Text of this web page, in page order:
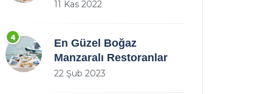
11 Kas 2022
4
En Güzel Boğaz
Manzaralı Restoranlar
22 Şub 2023